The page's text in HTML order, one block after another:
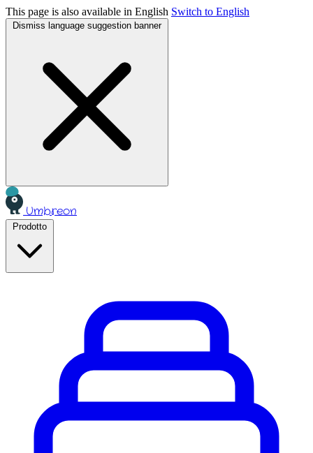
This page is also available in English Switch to English
Dismiss language suggestion banner
Umbreon